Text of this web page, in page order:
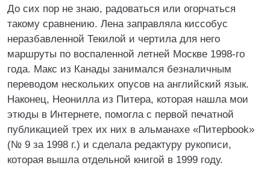
До сих пор не знаю, радоваться или огорчаться
такому сравнению. Лена заправляла киссобус
неразбавленной Текилой и чертила для него
маршруты по воспаленной летней Москве 1998-го
года. Макс из Канады занимался безналичным
переводом нескольких опусов на английский язык.
Наконец, Неонилла из Питера, которая нашла мои
этюды в Интернете, помогла с первой печатной
публикацией трех их них в альманахе «Питерbook»
(№ 9 за 1998 г.) и сделала редактуру рукописи,
которая вышла отдельной книгой в 1999 году.